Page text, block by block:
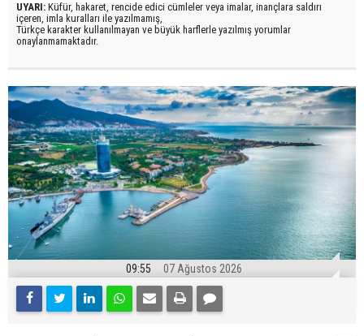
UYARI: Küfür, hakaret, rencide edici cümleler veya imalar, inançlara saldırı
içeren, imla kuralları ile yazılmamış,
Türkçe karakter kullanılmayan ve büyük harflerle yazılmış yorumlar
onaylanmamaktadır.
09:55 07 Ağustos 2026